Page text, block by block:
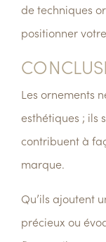
de techniques
positionner
Les ornements
esthétiques ; ils
contribuent à
marque.
Qu’ils ajoutent
précieux ou